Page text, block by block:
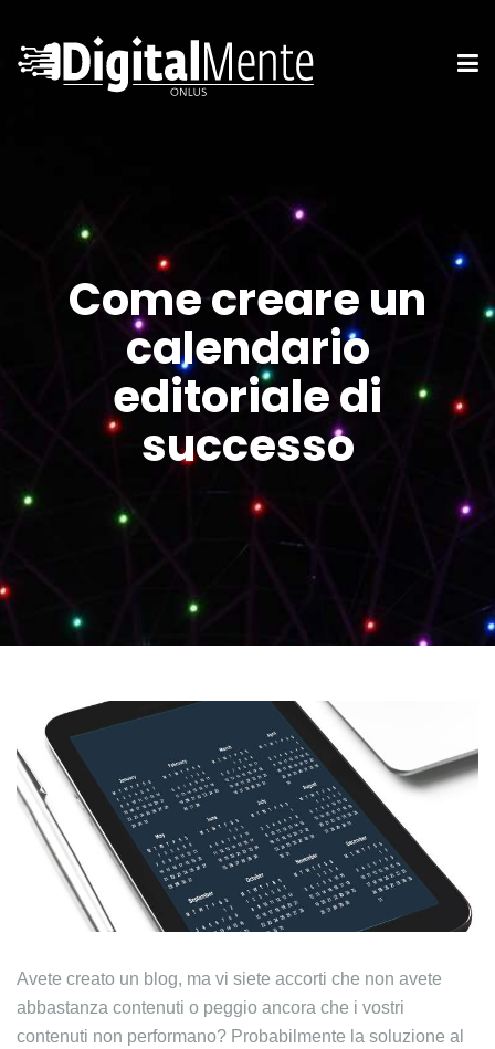
Come creare un
calendario
editoriale di
successo
Avete creato un blog, ma vi siete accorti che non avete
abbastanza contenuti o peggio ancora che i vostri
contenuti non performano? Probabilmente la soluzione al